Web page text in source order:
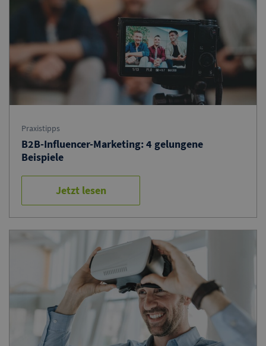
Praxistipps
B2B-Influencer-Marketing: 4 gelungene
Beispiele
Jetzt lesen